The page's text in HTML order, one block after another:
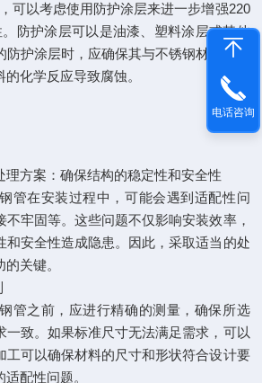
以考虑使用防护涂层来进一步增强220
防护涂层可以是油漆、塑料涂层或其他
护涂层时，应确保其与不锈钢材料的兼
化学反应导致腐蚀。
方案：确保结构的稳定性和安全性
在安装过程中，可能会遇到适配性问
不牢固等。这些问题不仅影响安装效率，
和安全性造成隐患。因此，采取适当的处
关键。
之前，应进行精确的测量，确保所选
一致。如果标准尺寸无法满足需求，可以
工可以确保材料的尺寸和形状符合设计要
配性问题。
电话咨询